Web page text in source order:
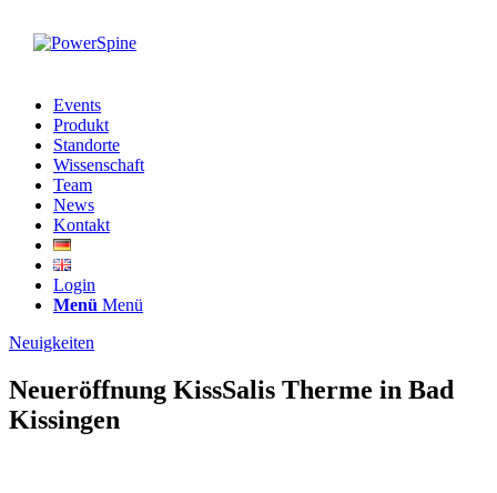
Events
Produkt
Standorte
Wissenschaft
Team
News
Kontakt
Login
Menü Menü
Neuigkeiten
Neueröffnung KissSalis Therme in Bad
Kissingen